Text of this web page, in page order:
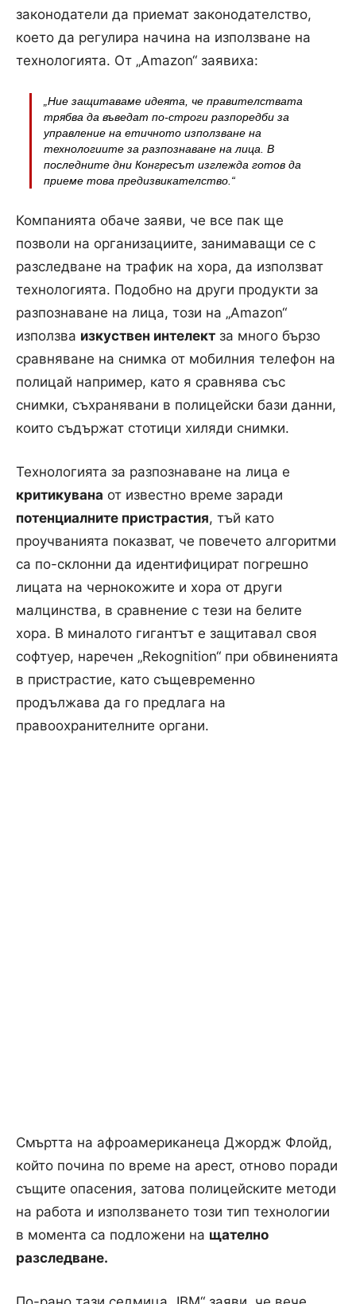
законодатели да приемат законодателство,
което да регулира начина на използване на
технологията. От „Amazon“ заявиха:
„Ние защитаваме идеята, че правителствата
трябва да въведат по-строги разпоредби за
управление на етичното използване на
технологиите за разпознаване на лица. В
последните дни Конгресът изглежда готов да
приеме това предизвикателство .“
Компанията обаче заяви, че все пак ще
позволи на организациите, занимаващи се с
разследване на трафик на хора, да използват
технологията. Подобно на други продукти за
разпознаване на лица, този на „Amazon“
използва изкуствен интелект за много бързо
сравняване на снимка от мобилния телефон на
полицай например, като я сравнява със
снимки, съхранявани в полицейски бази данни,
които съдържат стотици хиляди снимки.
Технологията за разпознаване на лица е
критикувана от известно време заради
потенциалните пристрастия, тъй като
проучванията показват, че повечето алгоритми
са по-склонни да идентифицират погрешно
лицата на чернокожите и хора от други
малцинства, в сравнение с тези на белите
хора. В миналото гигантът е защитавал своя
софтуер, наречен „Rekognition“ при обвиненията
в пристрастие, като същевременно
продължава да го предлага на
правоохранителните органи.
Смъртта на афроамериканеца Джордж Флойд,
който почина по време на арест, отново поради
същите опасения, затова полицейските методи
на работа и използването този тип технологии
в момента са подложени на щателно
разследване.